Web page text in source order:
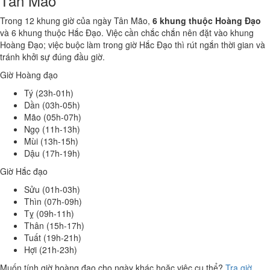
Trong 12 khung giờ của ngày Tân Mão, 6 khung thuộc Hoàng Đạo
và 6 khung thuộc Hắc Đạo. Việc cần chắc chắn nên đặt vào khung
Hoàng Đạo; việc buộc làm trong giờ Hắc Đạo thì rút ngắn thời gian và
tránh khởi sự đúng đầu giờ.
Giờ Hoàng đạo
Tý (23h-01h)
Dần (03h-05h)
Mão (05h-07h)
Ngọ (11h-13h)
Mùi (13h-15h)
Dậu (17h-19h)
Giờ Hắc đạo
Sửu (01h-03h)
Thìn (07h-09h)
Tỵ (09h-11h)
Thân (15h-17h)
Tuất (19h-21h)
Hợi (21h-23h)
Muốn tính giờ hoàng đạo cho ngày khác hoặc việc cụ thể? Tra giờ